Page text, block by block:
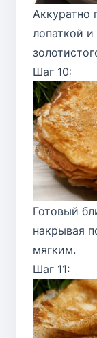
Аккуратно
лопаткой
Шаг 10:
Готовый
накрывая
мягким.
Шаг 11: